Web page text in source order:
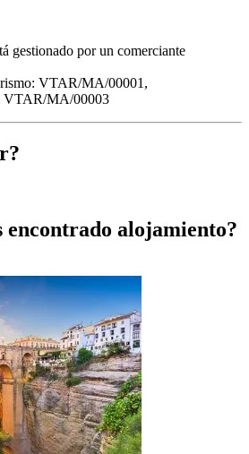
gestionado por un comerciante
VTAR/MA/00001,
MA/00003
encontrado alojamiento?